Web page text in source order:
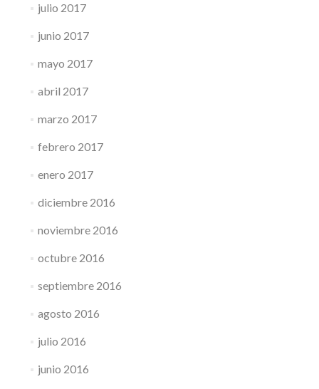
julio 2017
junio 2017
mayo 2017
abril 2017
marzo 2017
febrero 2017
enero 2017
diciembre 2016
noviembre 2016
octubre 2016
septiembre 2016
agosto 2016
julio 2016
junio 2016